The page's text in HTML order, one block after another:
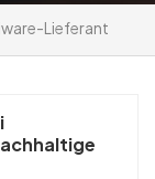
Lieferant